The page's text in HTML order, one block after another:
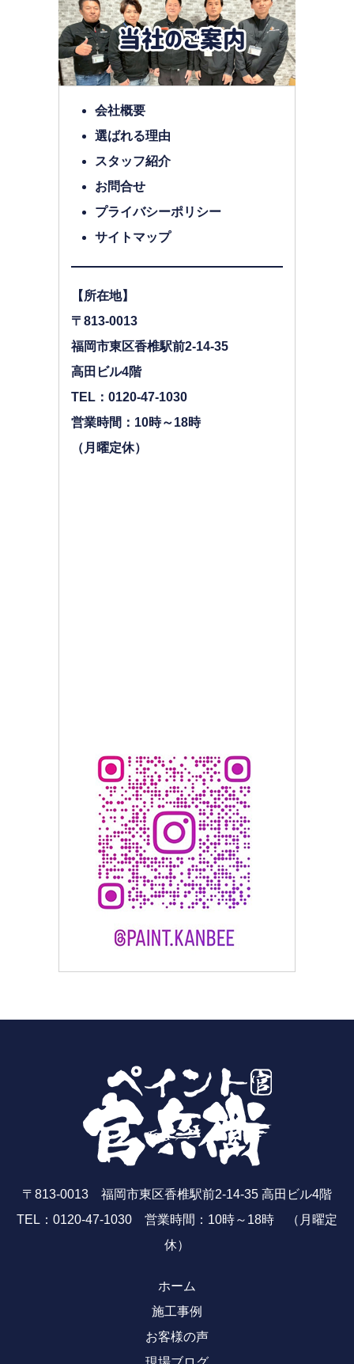
会社概要
選ばれる理由
スタッフ紹介
お問合せ
プライバシーポリシー
サイトマップ
【所在地】
〒813-0013
福岡市東区香椎駅前2-14-35
高田ビル4階
TEL：0120-47-1030
営業時間：10時～18時
（月曜定休）
〒813-0013 福岡市東区香椎駅前2-14-35 高田ビル4階
TEL：0120-47-1030 営業時間：10時～18時 （月曜定
休）
ホーム
施工事例
お客様の声